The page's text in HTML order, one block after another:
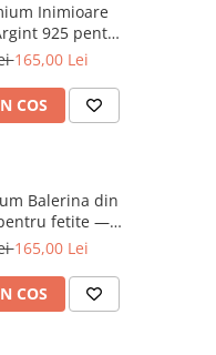
Inimioare
925 pentru
cu Protectie
165,00 Lei
COS
Balerina din
fetite —
Silicon
165,00 Lei
COS